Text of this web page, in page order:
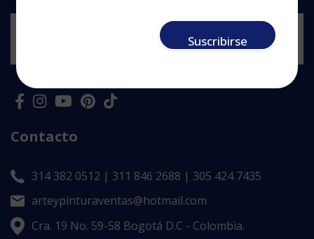
Suscribirse
Contacto
314 382 0512 | 311 846 2688 | 305 424 7435
arteypinturaventas@hotmail.com
Cra. 19 No. 59-58 Bogotá D.C - Colombia.